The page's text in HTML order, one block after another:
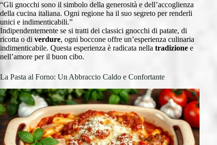
“Gli gnocchi sono il simbolo della generosità e dell’accoglienza
della cucina italiana. Ogni regione ha il suo segreto per renderli
unici e indimenticabili.”
Indipendentemente se si tratti dei classici gnocchi di patate, di
ricotta o di verdure, ogni boccone offre un’esperienza culinaria
indimenticabile. Questa esperienza è radicata nella tradizione e
nell’amore per il buon cibo.
La Pasta al Forno: Un Abbraccio Caldo e Confortante